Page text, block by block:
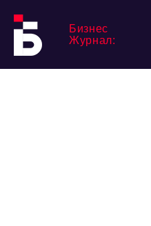
Бизнес
Журнал: